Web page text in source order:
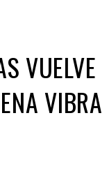
VUELVE
VIBRA